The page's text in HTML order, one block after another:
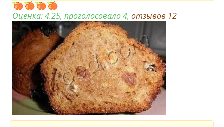
Оценка:4.25, проголосовало 4, отзывов 12